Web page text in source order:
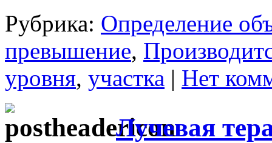
Рубрика: Определение
превышение,
уровня, участка | Нет
Лучевая